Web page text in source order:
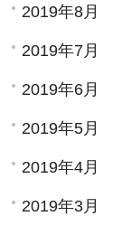
2019年8月
2019年7月
2019年6月
2019年5月
2019年4月
2019年3月